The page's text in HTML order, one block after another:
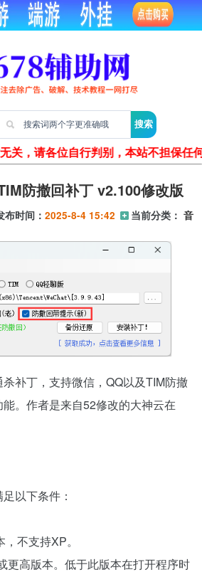
关，请各位自行判别，本站不担保
防撤回补丁 v2.100修改版
布时间： 2025-8-4 15:42 当前分类： 音
补丁，支持微信，QQ以及TIM防撤
。作者是来自52修改的大神云在
以下条件：
不支持XP。
更高版本。低于此版本在打开程序时